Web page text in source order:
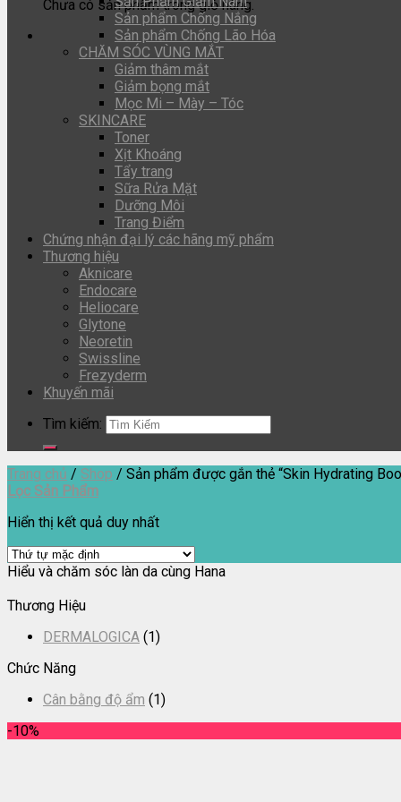
Chưa có sản phẩm trong giỏ hàng.
Sản phẩm Chống Nắng
Sản phẩm Chống Lão Hóa
CHĂM SÓC VÙNG MẮT
Giảm thâm mắt
Giảm bọng mắt
Mọc Mi – Mày – Tóc
SKINCARE
Toner
Xịt Khoáng
Tẩy trang
Sữa Rửa Mặt
Dưỡng Môi
Trang Điểm
Chứng nhận đại lý các hãng mỹ phẩm
Thương hiệu
Aknicare
Endocare
Heliocare
Glytone
Neoretin
Swissline
Frezyderm
Khuyến mãi
Tìm kiếm:
Trang chủ / Shop / Sản phẩm được gắn thẻ “Skin Hydrating
Lọc Sản Phẩm
Hiển thị kết quả duy nhất
Hiểu và chăm sóc làn da cùng Hana
Thương Hiệu
DERMALOGICA (1)
Chức Năng
Cân bằng độ ẩm (1)
-10%